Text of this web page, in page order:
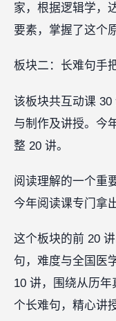
家，根据逻辑学，
要素，掌握了这个
板块二：长难句手
该板块共互动课
与制作及讲授。今
整 20 讲。
阅读理解的一个重
今年阅读课专门拿
这个板块的前 20
句，难度与全国医
10 讲，围绕从历
个长难句，精心讲授